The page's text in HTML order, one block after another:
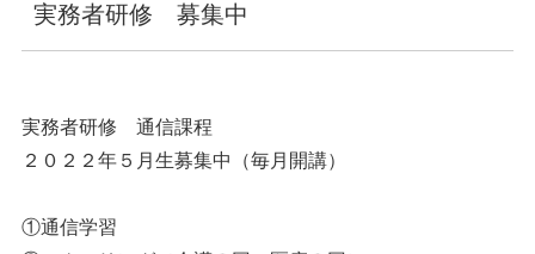
実務者研修 募集中
実務者研修 通信課程
２０２２年５月生募集中（毎月開講）
①通信学習